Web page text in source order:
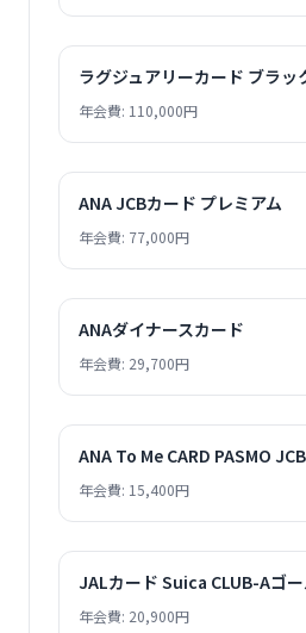
ラグジュアリーカード ブラッ
年会費: 110,000円
ANA JCBカード プレミアム
年会費: 77,000円
ANAダイナースカード
年会費: 29,700円
ANA To Me CARD PASMO
年会費: 15,400円
JALカード Suica CLUB-Aゴ
年会費: 20,900円